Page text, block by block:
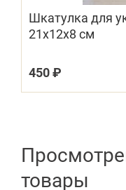
Шкатулка для
21х12х8 см
450 ₽
товары